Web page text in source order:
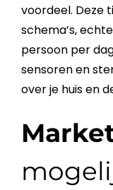
voordeel. Deze
schema’s,
persoon per
sensoren en
over je huis en